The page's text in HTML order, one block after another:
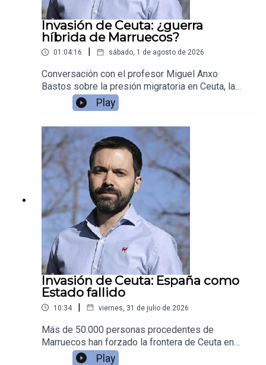
Invasión de Ceuta: ¿guerra
híbrida de Marruecos?
01:04:16 sábado, 1 de agosto de 2026
Conversación con el profesor Miguel Anxo
Bastos sobre la presión migratoria en Ceuta, la
estrategia de Marruecos y la incapacidad del
Estado español para defender su soberanía
territorial. Analizamos también la dependencia de
España respecto al control fronterizo marroquí y
las debilidades de su política exterior.
Play
Invasión de Ceuta: España como
Estado fallido
10:34 | viernes, 31 de julio de 2026
Más de 50.000 personas procedentes de
Marruecos han forzado la frontera de Ceuta en
apenas 24 horas.
Play